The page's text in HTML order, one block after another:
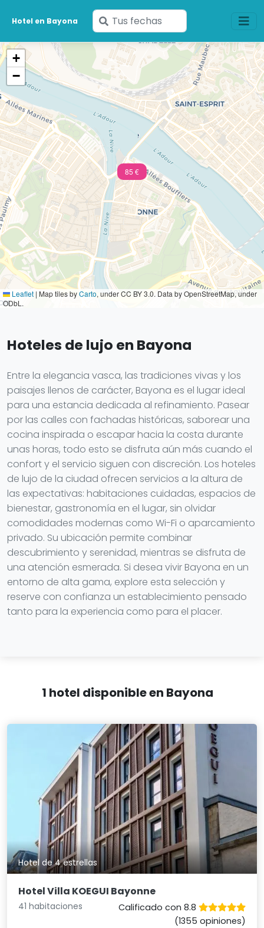
Hotel en Bayona
Ingresa
tus
fechas
85 €
+
−
Leaflet | Map tiles byCarto, under CC BY 3.0. Data by OpenStreetMap, under
ODbL.
Hoteles de lujo en Bayona
Entre la elegancia vasca, las tradiciones vivas y los
paisajes llenos de carácter, Bayona es el lugar ideal
para una estancia dedicada al refinamiento. Pasear
por las calles con fachadas históricas, saborear una
cocina inspirada o escapar hacia la costa durante
unas horas, todo esto se disfruta aún más cuando el
confort y el servicio siguen con discreción. Los hoteles
de lujo de la ciudad ofrecen servicios a la altura de
las expectativas: habitaciones cuidadas, espacios de
bienestar, gastronomía en el lugar, sin olvidar
comodidades modernas como Wi-Fi o aparcamiento
privado. Su ubicación permite combinar
descubrimiento y serenidad, mientras se disfruta de
una atención esmerada. Si desea vivir Bayona en un
entorno de alta gama, explore esta selección y
reserve con confianza un establecimiento pensado
tanto para la experiencia como para el placer.
1 hotel disponible en Bayona
Hotel de 4 estrellas
Hotel Villa KOEGUI Bayonne
41 habitaciones
Calificado con 8.8
(1355 opiniones)